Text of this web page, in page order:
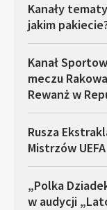
Kanały
jakim
Kanał
meczu
Rewanż w
Rusza
Mistrzów UEFA
„Polka
w audycji